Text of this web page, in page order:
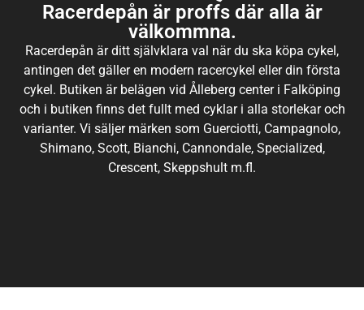
Racerdepån är proffs där alla är
välkommna.
Racerdepån är ditt självklara val när du ska köpa cykel,
antingen det gäller en modern racercykel eller din första
cykel. Butiken är belägen vid Ålleberg center i Falköping
och i butiken finns det fullt med cyklar i alla storlekar och
varianter. Vi säljer märken som Guerciotti, Campagnolo,
Shimano, Scott, Bianchi, Cannondale, Specialized,
Crescent, Skeppshult m.fl.